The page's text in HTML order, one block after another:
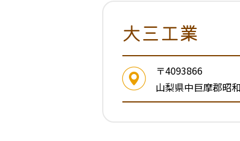
大三工業
〒4093866
山梨県中巨摩郡昭